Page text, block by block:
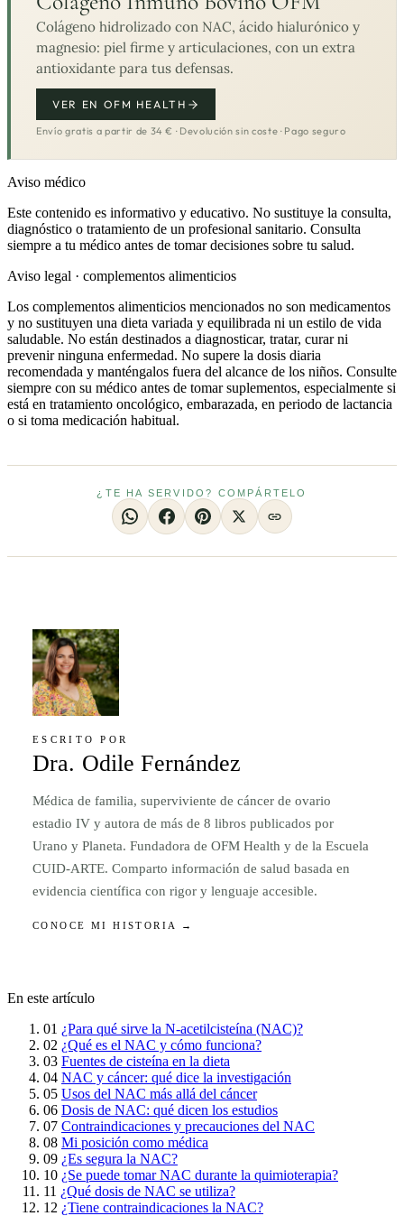
Colágeno hidrolizado con NAC, ácido hialurónico y
magnesio: piel firme y articulaciones, con un extra
antioxidante para tus defensas.
VER EN OFM HEALTH
Envío gratis a partir de 34 € · Devolución sin coste · Pago seguro
Aviso médico
Este contenido es informativo y educativo. No sustituye la consulta,
diagnóstico o tratamiento de un profesional sanitario. Consulta
siempre a tu médico antes de tomar decisiones sobre tu salud.
Aviso legal · complementos alimenticios
Los complementos alimenticios mencionados no son medicamentos
y no sustituyen una dieta variada y equilibrada ni un estilo de vida
saludable. No están destinados a diagnosticar, tratar, curar ni
prevenir ninguna enfermedad. No supere la dosis diaria
recomendada y manténgalos fuera del alcance de los niños. Consulte
siempre con su médico antes de tomar suplementos, especialmente si
está en tratamiento oncológico, embarazada, en periodo de lactancia
o si toma medicación habitual.
¿TE HA SERVIDO? COMPÁRTELO
ESCRITO POR
Dra. Odile Fernández
Médica de familia, superviviente de cáncer de ovario
estadio IV y autora de más de 8 libros publicados por
Urano y Planeta. Fundadora de OFM Health y de la Escuela
CUID-ARTE. Comparto información de salud basada en
evidencia científica con rigor y lenguaje accesible.
CONOCE MI HISTORIA →
En este artículo
01 ¿Para qué sirve la N-acetilcisteína (NAC)?
02 ¿Qué es el NAC y cómo funciona?
03 Fuentes de cisteína en la dieta
04 NAC y cáncer: qué dice la investigación
05 Usos del NAC más allá del cáncer
06 Dosis de NAC: qué dicen los estudios
07 Contraindicaciones y precauciones del NAC
08 Mi posición como médica
09 ¿Es segura la NAC?
10 ¿Se puede tomar NAC durante la quimioterapia?
11 ¿Qué dosis de NAC se utiliza?
12 ¿Tiene contraindicaciones la NAC?